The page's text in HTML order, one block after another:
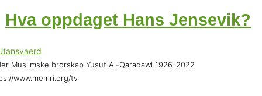
Hva oppdaget Hans Jensevik?
Muslimske brorskap Yusuf Al-Qaradawi 1926-2022
www.memri.org/tv